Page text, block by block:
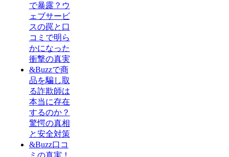
で暴露？ウ
ェブサービ
スの罠と口
コミで明ら
かになった
衝撃の真実
&Buzzで商
品を騙し取
る詐欺師は
本当に存在
するのか？
驚愕の真相
と安全対策
&Buzz口コ
ミの真実！